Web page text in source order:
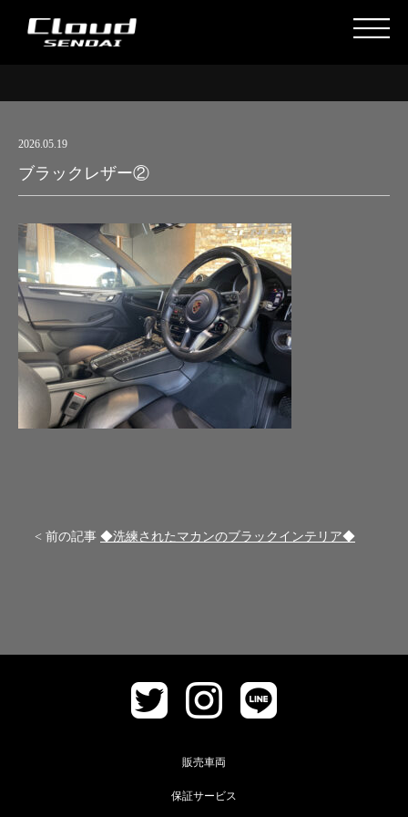
2026.05.19
ブラックレザー②
< 前の記事 ◆洗練されたマカンのブラックインテリア◆
販売車両
保証サービス